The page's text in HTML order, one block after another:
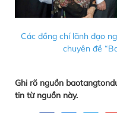
Các đồng chí lãnh đạo
chuyên đề
Ghi rõ nguồn
tin từ nguồn này.